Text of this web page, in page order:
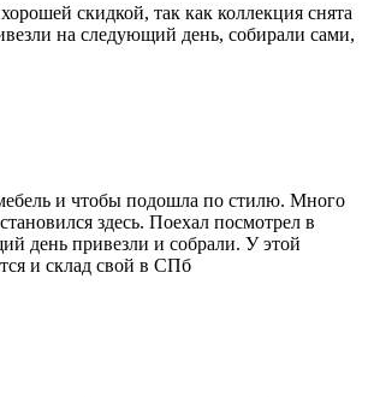
скидкой, так как коллекция снята
на следующий день, собирали сами,
и чтобы подошла по стилю. Много
здесь. Поехал посмотрел в
день привезли и собрали. У этой
и склад свой в СПб